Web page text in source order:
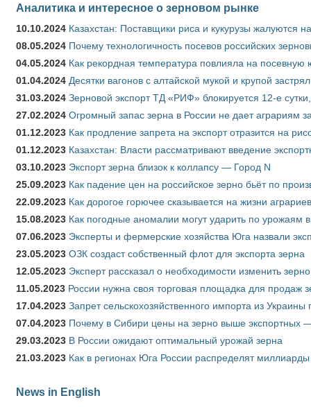
Аналитика и интересное о зерновом рынке
10.10.2024 Казахстан: Поставщики риса и кукурузы жалуются
08.05.2024 Почему технологичность посевов российских
04.05.2024 Как рекордная температура повлияла на
01.04.2024 Десятки вагонов с алтайской мукой и крупой
31.03.2024 Зерновой экспорт ТД «РИФ» блокируется 12-е
27.02.2024 Огромный запас зерна в России не дает аграриям
01.12.2023 Как продление запрета на экспорт отразится на
01.12.2023 Казахстан: Власти рассматривают введение
03.10.2023 Экспорт зерна близок к коллапсу — Город N
25.09.2023 Как падение цен на российское зерно бьёт по
22.09.2023 Как дорогое горючее сказывается на жизни аграриев
15.08.2023 Как погодные аномалии могут ударить по урожаям
07.06.2023 Эксперты и фермерские хозяйства Юга назвали
23.05.2023 ОЗК создаст собственный флот для экспорта зерна
12.05.2023 Эксперт рассказал о необходимости изменить
11.05.2023 России нужна своя торговая площадка для продаж
17.04.2023 Запрет сельскохозяйственного импорта из
07.04.2023 Почему в Сибири цены на зерно выше экспортных
29.03.2023 В России ожидают оптимальный урожай зерна
21.03.2023 Как в регионах Юга России распределят
News in English